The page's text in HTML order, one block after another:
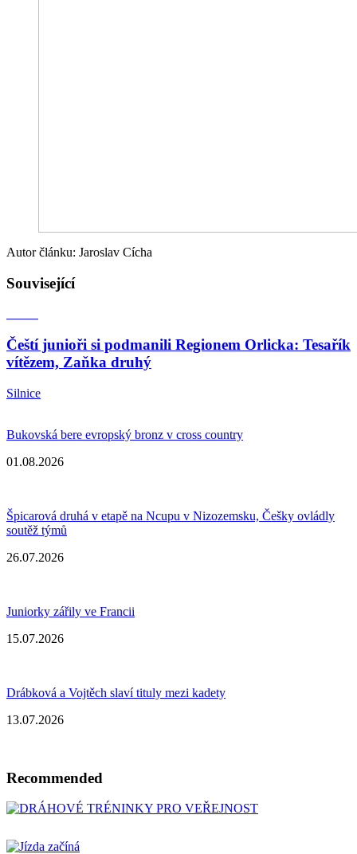
Autor článku: Jaroslav Cícha
Související
Čeští junioři si podmanili Regionem Orlicka: Tesařík
vítězem, Zaňka druhý
Silnice
Bukovská bere evropský bronz v cross country
01.08.2026
Špicarová druhá v etapě na Ncupu v Nizozemsku, Češky ovládly
soutěž týmů
26.07.2026
Juniorky zářily ve Francii
15.07.2026
Drábková a Vojtěch slaví tituly mezi kadety
13.07.2026
Recommended